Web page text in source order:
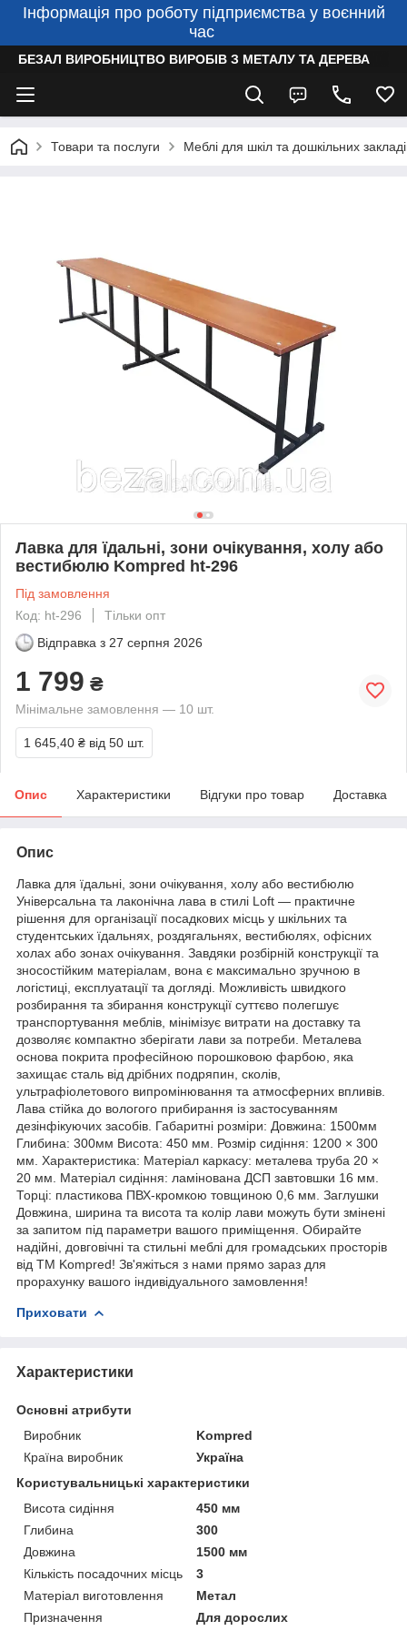
Інформація про роботу підприємства у воєнний
час
БЕЗАЛ ВИРОБНИЦТВО ВИРОБІВ З МЕТАЛУ ТА ДЕРЕВА
Товари та послуги Меблі для шкіл та дошкільних
Лавка для їдальні, зони очікування, холу або
вестибюлю Kompred ht-296
Під замовлення
Код: ht-296
Тільки опт
Відправка з 27 серпня 2026
1 799 ₴
Мінімальне замовлення — 10 шт.
1 645,40 ₴ від 50 шт.
Опис Характеристики Відгуки про товар Доставка
Опис
Лавка для їдальні, зони очікування, холу або вестибюлю
Універсальна та лаконічна лава в стилі Loft — практичне
рішення для організації посадкових місць у шкільних та
студентських їдальнях, роздягальнях, вестибюлях, офісних
холах або зонах очікування. Завдяки розбірній конструкції та
зносостійким матеріалам, вона є максимально зручною в
логістиці, експлуатації та догляді. Можливість швидкого
розбирання та збирання конструкції суттєво полегшує
транспортування меблів, мінімізує витрати на доставку та
дозволяє компактно зберігати лави за потреби. Металева
основа покрита професійною порошковою фарбою, яка
захищає сталь від дрібних подряпин, сколів,
ультрафіолетового випромінювання та атмосферних впливів.
Лава стійка до вологого прибирання із застосуванням
дезінфікуючих засобів. Габаритні розміри: Довжина: 1500мм
Глибина: 300мм Висота: 450 мм. Розмір сидіння: 1200 × 300
мм. Характеристика: Матеріал каркасу: металева труба 20 ×
20 мм. Матеріал сидіння: ламінована ДСП завтовшки 16 мм.
Торці: пластикова ПВХ-кромкою товщиною 0,6 мм. Заглушки
Довжина, ширина та висота та колір лави можуть бути змінені
за запитом під параметри вашого приміщення. Обирайте
надійні, довговічні та стильні меблі для громадських просторів
від ТМ Kompred! Зв'яжіться з нами прямо зараз для
прорахунку вашого індивідуального замовлення!
Приховати
Характеристики
Основні атрибути
Виробник
Kompred
Країна виробник
Україна
Користувальницькі характеристики
Висота сидіння
450 мм
Глибина
300
Довжина
1500 мм
Кількість посадочних місць
3
Матеріал виготовлення
Метал
Призначення
Для дорослих